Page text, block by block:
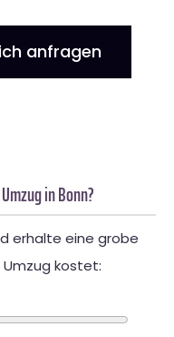
anfragen
in Bonn?
erhalte eine grobe
kostet: